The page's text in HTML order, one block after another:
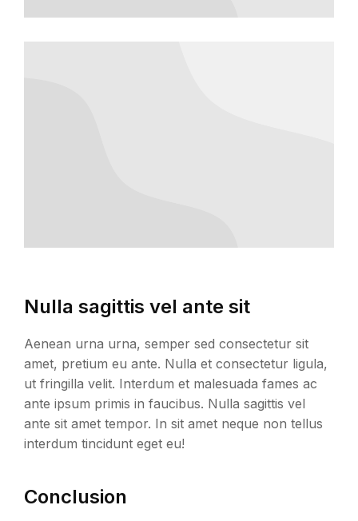
Nulla sagittis vel ante sit
Aenean urna urna, semper sed consectetur sit
amet, pretium eu ante. Nulla et consectetur ligula,
ut fringilla velit. Interdum et malesuada fames ac
ante ipsum primis in faucibus. Nulla sagittis vel
ante sit amet tempor. In sit amet neque non tellus
interdum tincidunt eget eu!
Conclusion